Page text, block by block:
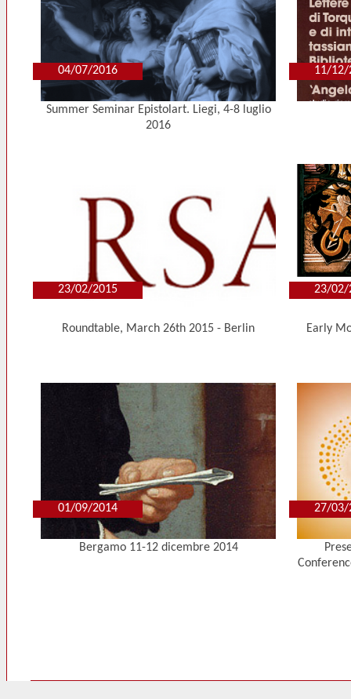
04/07/2016
Summer Seminar Epistolart. Liegi, 4-8 luglio
2016
11/12/
23/02/2015
Roundtable, March 26th 2015 - Berlin
23/02/
Early
01/09/2014
Bergamo 11-12 dicembre 2014
27/03/